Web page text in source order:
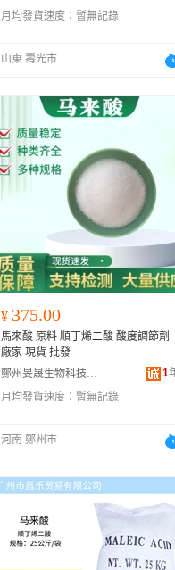
月均發貨速度： 暫無記錄
山東 壽光市
¥ 375.00
馬來酸 原料 順丁烯二酸 酸度調節劑
廠家 現貨 批發
鄭州旻晟生物科技有限公司
1
月均發貨速度： 暫無記錄
河南 鄭州市